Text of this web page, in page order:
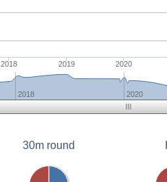
2018 2019 2020
2018 2020
30m round